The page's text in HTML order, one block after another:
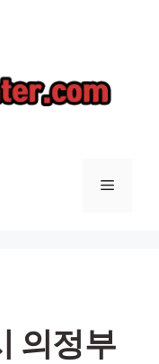
메
의정부